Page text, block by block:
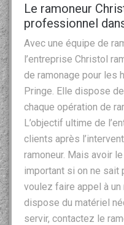
Le ramoneur
professionnel
Avec une équipe de
l’entreprise Christol
de ramonage pour les
Pringe. Elle dispose
chaque opération de
L’objectif ultime de
clients après
ramoneur. Mais avoir
important si on ne sait
voulez faire appel à
dispose du matériel
servir, contactez le